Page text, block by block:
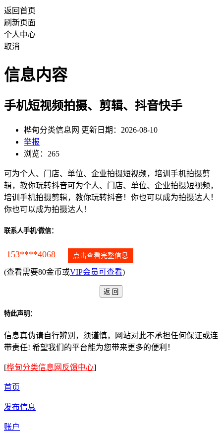
返回首页
刷新页面
个人中心
取消
信息内容
手机短视频拍摄、剪辑、抖音快手
桦甸分类信息网 更新日期：2026-08-10
举报
浏览：265
可为个人、门店、单位、企业拍摄短视频，培训手机拍摄剪
辑，教你玩转抖音可为个人、门店、单位、企业拍摄短视频，
培训手机拍摄剪辑，教你玩转抖音！你也可以成为拍摄达人！
你也可以成为拍摄达人！
联系人手机/微信：
153****4068 点击查看完整信息
(查看需要80金币或VIP会员可查看)
特此声明：
信息真伪请自行辨别，须谨慎，网站对此不承担任何保证或连
带责任! 希望我们的平台能为您带来更多的便利！
[桦甸分类信息网反馈中心]
首页
发布信息
账户